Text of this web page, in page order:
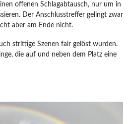
offenen Schlagabtausch, nur um in
Der Anschlusstreffer gelingt zwar
aber am Ende nicht.
strittige Szenen fair gelöst wurden.
die auf und neben dem Platz eine